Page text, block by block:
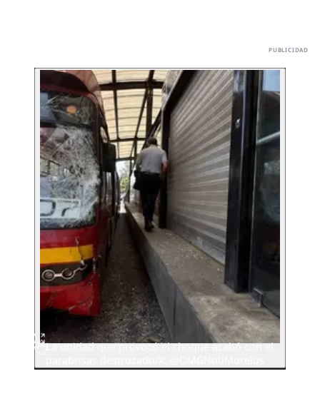
La unidad que provocó el choque acabó con el